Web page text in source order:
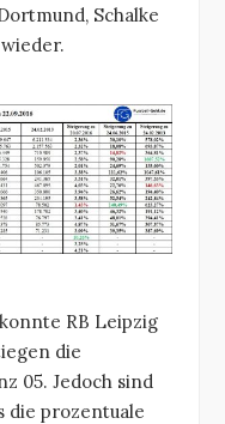
Schalke
RB Leipzig
die
05. Jedoch sind
die prozentuale